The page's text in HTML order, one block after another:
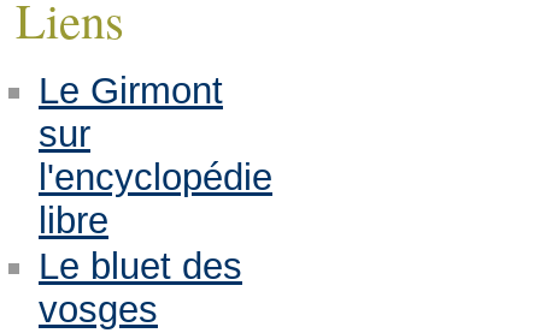
Liens
Le Girmont
sur
l'encyclopédie
libre
Le bluet des
vosges